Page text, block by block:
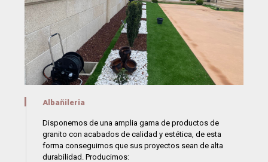
Albañileria
Disponemos de una amplia gama de productos de
granito con acabados de calidad y estética, de esta
forma conseguimos que sus proyectos sean de alta
durabilidad. Producimos: